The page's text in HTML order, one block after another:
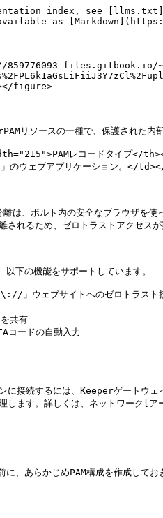
index, see
as
859776093-
figure>
リソースの一種で、保護された
レコードタイプ</
ウェブアプリケーション。</
は、ボルト内の安全なブラウザを
されるため、ゼロトラストアクセスが
以下の機能をサポートしています。
ウェブサイトへのゼロトラスト
共有
コードの自動入力
に接続するには、Keeperゲートウ
管理します。詳しくは、ネッ
に、あらかじめPAM構成を作成して